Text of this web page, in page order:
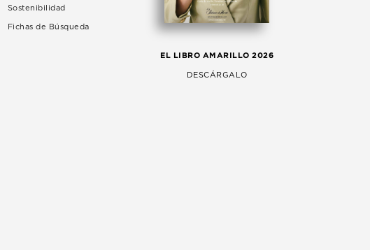
Sostenibilidad
Fichas de Búsqueda
EL LIBRO AMARILLO 2026
DESCÁRGALO